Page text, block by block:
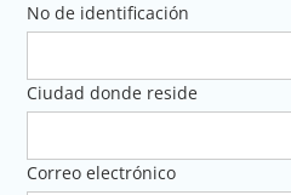
No de identificación
Ciudad donde reside
Correo electrónico